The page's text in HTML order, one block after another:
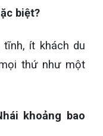
biệt?
ít khách du
thứ như một
khoảng bao